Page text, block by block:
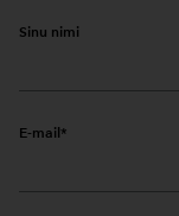
Sinu nimi
E-mail